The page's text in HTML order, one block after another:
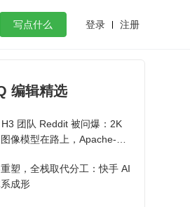
写点什么 登录 注册
flutter
编辑精选
团队 Reddit 被问爆：2K
像模型在路上，Apache-2.0
塑，全栈取代分工：快手 AI
成形